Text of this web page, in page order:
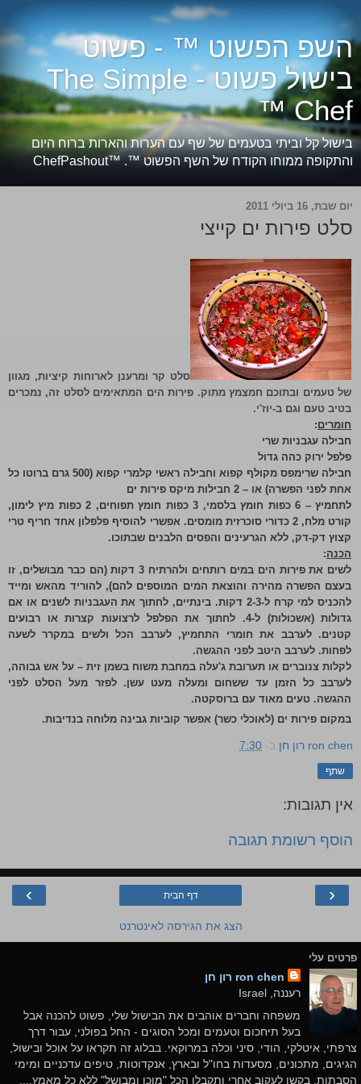
השפ הפשוט ™ - פשוט
בישול פשוט - The Simple
Chef ™
בישול קל וביתי בטעמים של שף עם הערות והארות ברוח היום
והתקופה ממוחו הקודח של השף הפשוט ™. ™ChefPashout
יום שבת, 16 ביולי 2011
סלט פירות ים קייצי
סלט קר ומרענן לארוחות קיציות, מגוון
של טעמים ובתוכם חמצמץ מתוק. פירות הים המתאימים לסלט זה, נמכרים
בטיב טעם וגם ב-יוז'י.
חומרים:
חבילה עגבניות שרי
פלפל ירוק כהה גדול
חבילה שרימפס מקולף קפוא וחבילה ראשי קלמרי קפוא (500 גרם ברוטו כל
אחת לפני הפשרה) או – 2 חבילות מיקס פירות ים
לתחמיץ – 6 כפות חומץ בלסמי, 3 כפות חומץ תפוחים, 2 כפות מיץ לימון,
קורט מלח, 2 כדורי סוכרזית מומסים. אפשרי להוסיף פלפלון אחד חריף טרי
קצוץ דק-דק, ללא הגרעינים והפסים הלבנים שבתוכו.
הכנה:
לשים את פירות הים במים רותחים ולהרתיח 3 דקות (הם כבר מבושלים, זו
בעצם הפשרה מהירה והוצאת המים המוספים להם), להוריד מהאש ומייד
להכניס למי קרח ל-2-3 דקות. בינתיים, לחתוך את העגבניות לשנים או אם
גדולות (אשכולות) ל-4. לחתוך את הפלפל לרצועות קצרות או רבועים
קטנים. לערבב את חומרי התחמיץ, לערבב הכל ולשים במקרר לשעה
לפחות. לערבב היטב לפני ההגשה.
לקלות צנוברים או תערובת ג'עלה במחבת משוח בשמן זית – על אש גבוהה,
לערבב כל הזמן עד ששחום ומעלה מעט עשן. לפזר מעל הסלט לפני
ההגשה. טעים מאוד עם ברוסקטה.
במקום פירות ים (לאוכלי כשר) אפשר קוביות גבינה מלוחה בנדיבות.
ron chen רון חן ב- 7:30
שתף
אין תגובות:
הוסף רשומת תגובה
‹
› דף הבית
הצג את הגירסה לאינטרנט
פרטים עלי
ron chen רון חן
רעננה, Israel
משפחה וחברים אוהבים את הבישול שלי, פשוט להכנה אבל
בעל תיחכום וטעמים ומכל הסוגים - החל בפולני, עבור דרך
צרפתי, איטלקי, הודי, סיני וכלה במרוקאי. בבלוג זה תקראו על אוכל ובישול,
הגיגים, מתכונים, מסעדות בחו"ל ובארץ, אנקדוטות, טיפים עדכניים ומימי
הסבתות. בקשו לעקוב אחרי ותקבלו הכל "מוכן ומבושל" ללא כל מאמץ....